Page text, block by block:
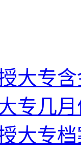
大专
专几
大专